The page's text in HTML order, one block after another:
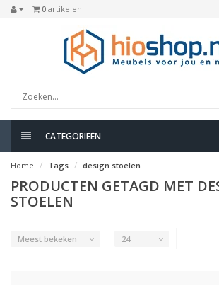
0 artikelen
CATEGORIEËN
Home Tags design stoelen
PRODUCTEN GETAGD MET
STOELEN
Meest bekeken 24